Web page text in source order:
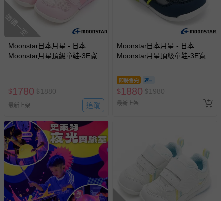
搶購一空
Moonstar日本月星 - 日本
Moonstar月星頂級童鞋-3E寬楦
$1780 $1880
最新上架 追蹤
Moonstar日本月星 - 日本
Moonstar月星頂級童鞋-3E寬楦
鞋-藍-12.5~15cm
即將售完
$1880 $1980
最新上架